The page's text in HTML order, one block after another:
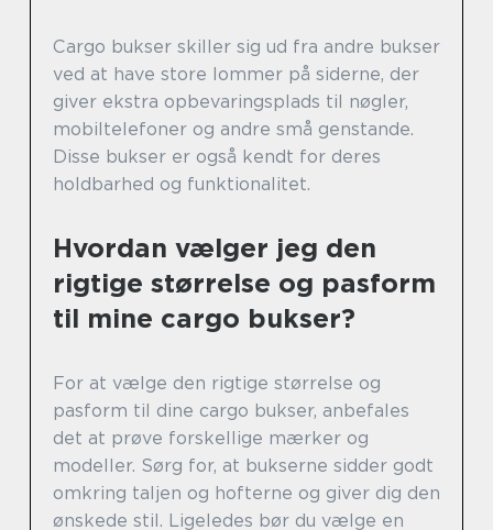
Cargo bukser skiller sig ud fra andre bukser
ved at have store lommer på siderne, der
giver ekstra opbevaringsplads til nøgler,
mobiltelefoner og andre små genstande.
Disse bukser er også kendt for deres
holdbarhed og funktionalitet.
Hvordan vælger jeg den
rigtige størrelse og pasform
til mine cargo bukser?
For at vælge den rigtige størrelse og
pasform til dine cargo bukser, anbefales
det at prøve forskellige mærker og
modeller. Sørg for, at bukserne sidder godt
omkring taljen og hofterne og giver dig den
ønskede stil. Ligeledes bør du vælge en